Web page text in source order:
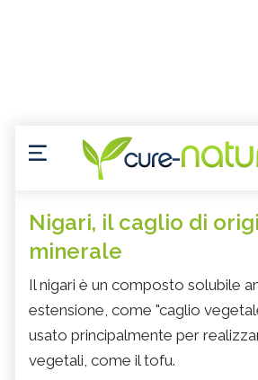
Nigari, il caglio di
minerale
Il nigari è un composto solubile
estensione, come "caglio
usato principalmente per
vegetali, come il tofu.